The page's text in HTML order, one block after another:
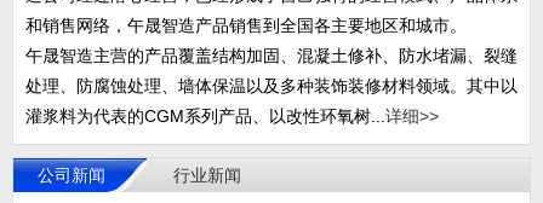
和销售网络，午晟智造产品销售到全国各主要地区和城市。
午晟智造主营的产品覆盖结构加固、混凝土修补、防水堵漏、裂缝
处理、防腐蚀处理、墙体保温以及多种装饰装修材料领域。其中以
灌浆料为代表的CGM系列产品、以改性环氧树...详细>>
公司新闻 行业新闻